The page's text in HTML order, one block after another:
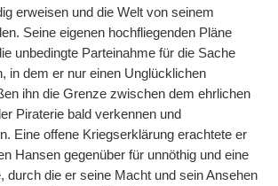
erweisen und die Welt von seinem
Seine eigenen hochfliegenden Pläne
unbedingte Parteinahme für die Sache
in dem er nur einen Unglücklichen
ihn die Grenze zwischen dem ehrlichen
Piraterie bald verkennen und
Eine offene Kriegserklärung erachtete er
Hansen gegenüber für unnöthig und eine
durch die er seine Macht und sein Ansehen